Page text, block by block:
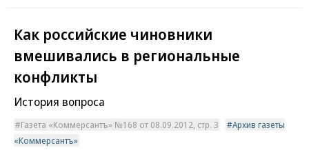
Как российские чиновники
вмешивались в региональные
конфликты
История вопроса
Газета «Коммерсантъ» №168 от 08.09.2012, стр. 3
Архив газеты
«Коммерсантъ»